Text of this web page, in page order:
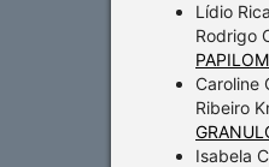
Lídio
Rodrigo
Caroline
Ribeiro
Isabela